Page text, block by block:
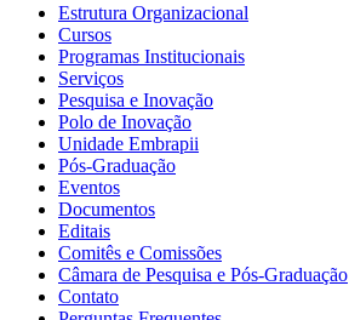
Estrutura Organizacional
Cursos
Programas Institucionais
Serviços
Pesquisa e Inovação
Polo de Inovação
Unidade Embrapii
Pós-Graduação
Eventos
Documentos
Editais
Comitês e Comissões
Câmara de Pesquisa e Pós-Graduação
Contato